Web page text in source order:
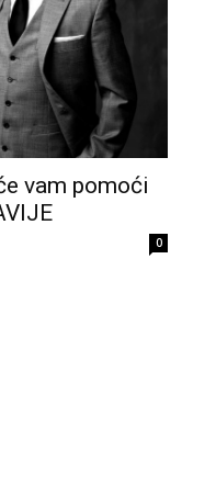
vam pomoći
0